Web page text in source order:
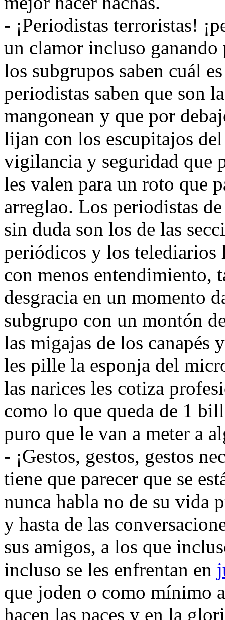
- ¡Periodistas terroristas!
un clamor incluso ganando
los subgrupos saben cuál
periodistas saben que son
mangonean y que por
lijan con los escupitajos
vigilancia y seguridad que
les valen para un roto que
arreglao. Los periodistas
sin duda son los de las
periódicos y los telediarios
con menos entendimiento,
desgracia en un momento
subgrupo con un montón
las migajas de los canapés
les pille la esponja del
las narices les cotiza
como lo que queda de 1
puro que le van a meter a
- ¡Gestos, gestos, gestos
tiene que parecer que se
nunca habla no de su vida
y hasta de las
sus amigos, a los que
incluso se les enfrentan en
que joden o como mínimo
hacen las paces y en la